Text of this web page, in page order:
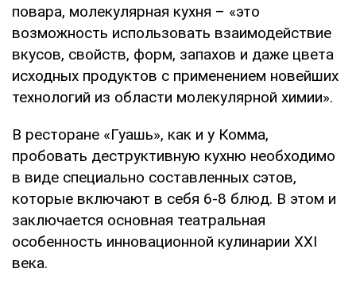
повара, молекулярная кухня – «это
возможность использовать взаимодействие
вкусов, свойств, форм, запахов и даже цвета
исходных продуктов с применением новейших
технологий из области молекулярной химии».
В ресторане «Гуашь», как и у Комма,
пробовать деструктивную кухню необходимо
в виде специально составленных сэтов,
которые включают в себя 6-8 блюд. В этом и
заключается основная театральная
особенность инновационной кулинарии XXI
века.